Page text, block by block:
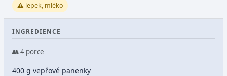
⚠️ lepek, mléko
INGREDIENCE
👥 4 porce
400 g vepřové panenky